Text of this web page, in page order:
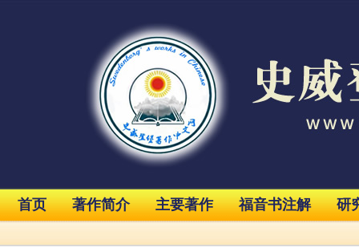
首页 著作简介 主要著作 福音书注解 研